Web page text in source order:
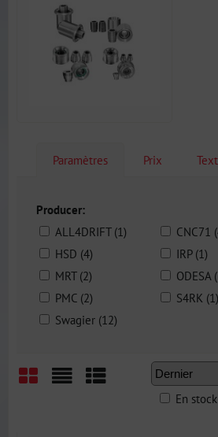
Paramètres Prix
Producer:
ALL4DRIFT (1)
CNC71
HSD (4)
IRP (1)
MRT (2)
ODESA
PMC (2)
S4RK (1)
Swagier (12)
En